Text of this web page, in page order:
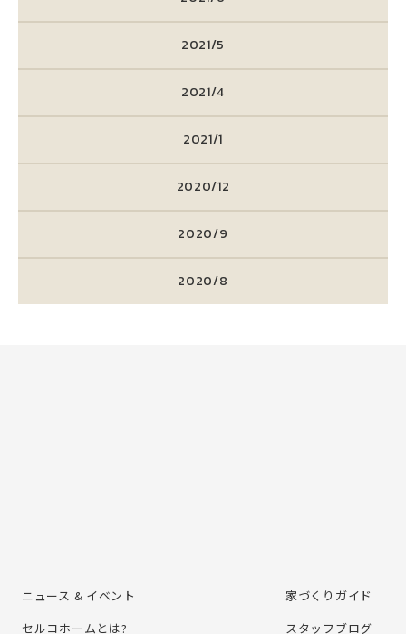
2021/5
2021/4
2021/1
2020/12
2020/9
2020/8
ニュース & イベント
セルコホームとは?
家づくりガイド
スタッフブログ